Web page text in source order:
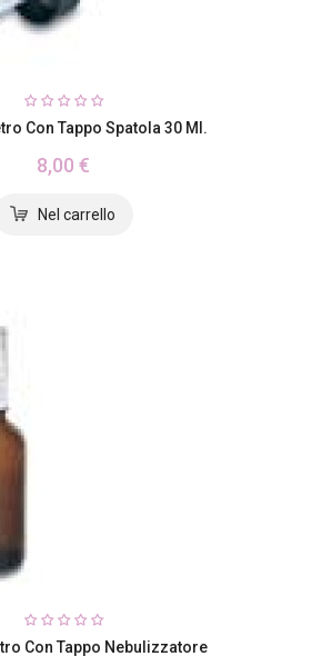
Con Tappo Spatola 30 Ml.
8,00 €
Con Tappo Nebulizzatore